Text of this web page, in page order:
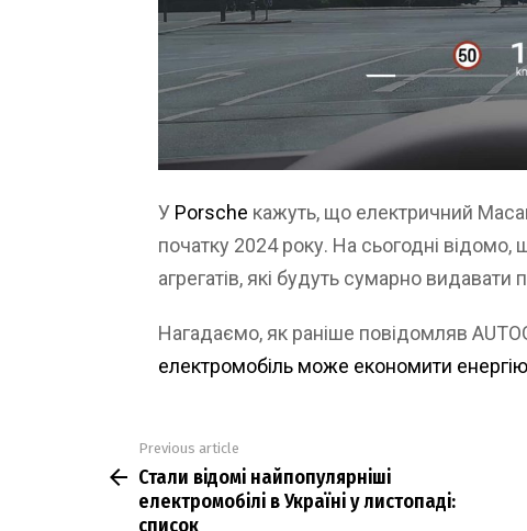
У Porsche кажуть, що електричний
початку 2024 року. На сьогодні
агрегатів, які будуть сумарно видавати
Нагадаємо, як раніше повідомляв
електромобіль може економити
more
Previous article
Стали відомі найпопулярніші
електромобілі в Україні у листопаді:
список